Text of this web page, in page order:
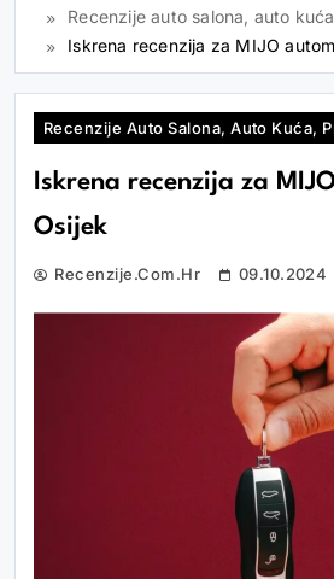
Recenzije auto salona, auto
Iskrena recenzija za MIJO
Recenzije Auto Salona, Auto Kuća,
Iskrena recenzija za
Osijek
Recenzije.com.hr 09.10.2024